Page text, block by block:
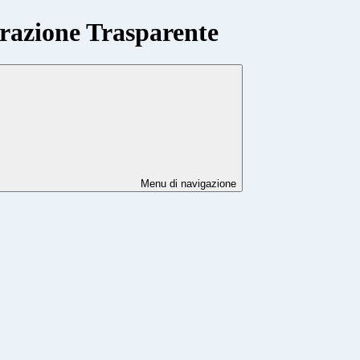
Trasparente
Menu di navigazione